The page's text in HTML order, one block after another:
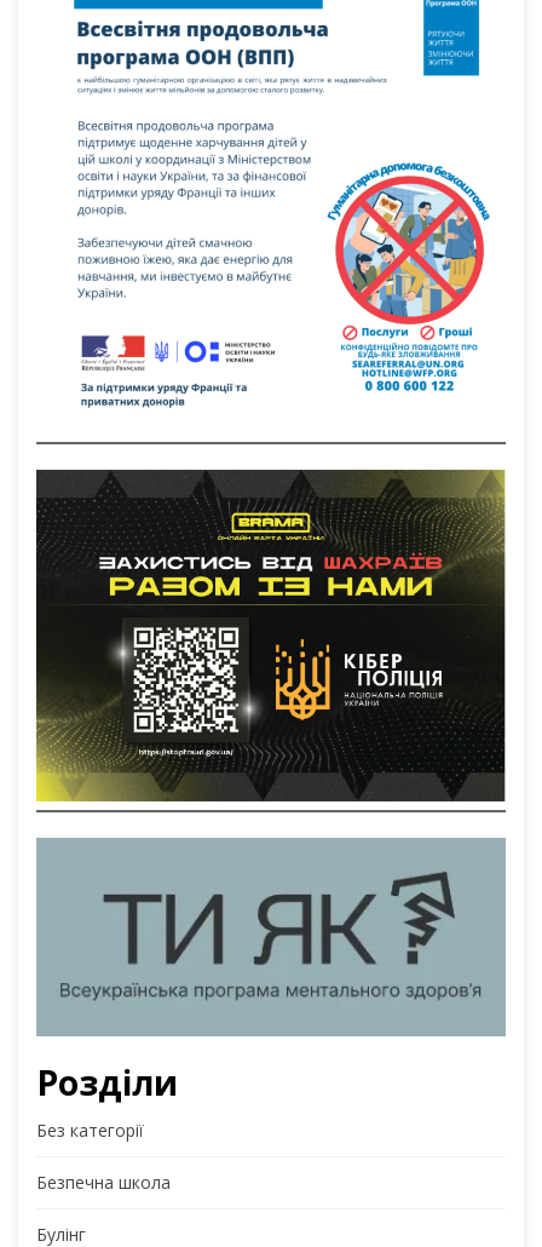
Розділи
Без категорії
Безпечна школа
Булінг